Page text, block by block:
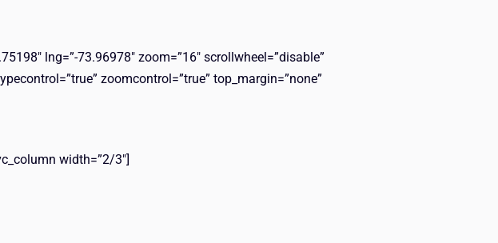
lng=”-73.96978″ zoom=”16″ scrollwheel=”disable”
zoomcontrol=”true” top_margin=”none”
width=”2/3″]